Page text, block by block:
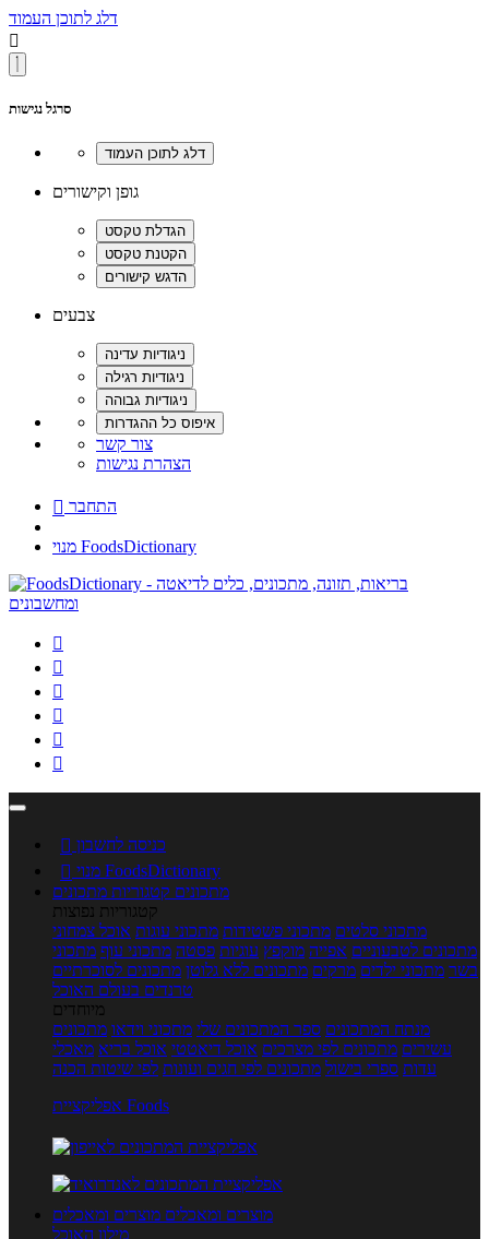
דלג לתוכן העמוד

סרגל נגישות
גופן וקישורים
צבעים
צור קשר
הצהרת נגישות
 התחבר
מנוי FoodsDictionary






 כניסה לחשבון

מנוי FoodsDictionary
מתכונים קטגוריות מתכונים
קטגוריות נפוצות
מתכוני סלטים מתכוני פשטידות מתכוני עוגות אוכל צמחוני
מתכונים לטבעוניים אפייה מוקפץ עוגיות פסטה מתכוני עוף מתכוני
בשר מתכוני ילדים מרקים מתכונים ללא גלוטן מתכונים לסוכרתיים
טרנדים בעולם האוכל
מיוחדים
מנתח המתכונים ספר המתכונים שלי מתכוני וידאו מתכונים
עשירים מתכונים לפי מצרכים אוכל דיאטטי אוכל בריא מאכלי
עדות ספרי בישול מתכונים לפי חגים ועונות לפי שיטות הכנה
אפליקציית Foods
מוצרים ומאכלים מוצרים ומאכלים
מילון האוכל